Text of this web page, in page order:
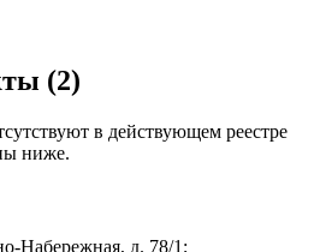
(2)
в действующем реестре
ниже.
Набережная, д. 78/1;